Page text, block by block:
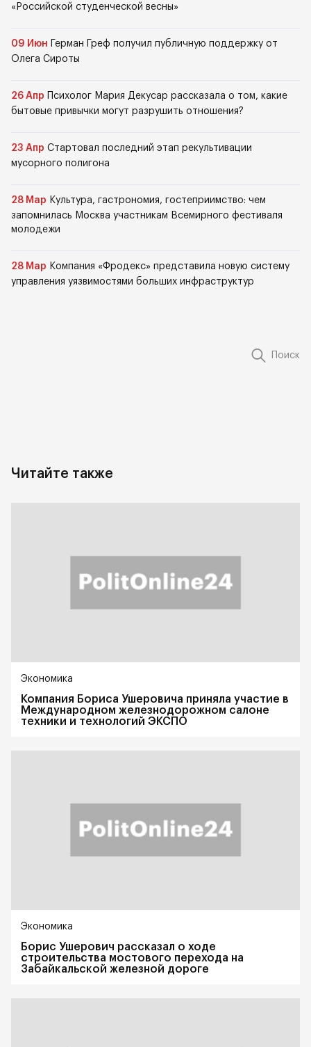
«Российской студенческой весны»
09 Июн
Герман Греф получил публичную поддержку от
Олега Сироты
26 Апр
Психолог Мария Декусар рассказала о том, какие
бытовые привычки могут разрушить отношения?
23 Апр Стартовал последний этап рекультивации
мусорного полигона
28 Мар Культура, гастрономия, гостеприимство: чем
запомнилась Москва участникам Всемирного фестиваля
молодежи
28 Мар Компания «Фродекс» представила новую систему
управления уязвимостями больших инфраструктур
Поиск
Читайте также
Экономика
Компания Бориса Ушеровича приняла участие в
Международном железнодорожном салоне
техники и технологий ЭКСПО
Экономика
Борис Ушерович рассказал о ходе
строительства мостового перехода на
Забайкальской железной дороге